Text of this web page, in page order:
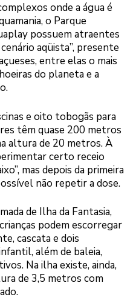
onde a água é
o Parque
possuem atraentes
aqüista”, presente
entre elas o mais
do planeta e a
e oito tobogãs para
têm quase 200 metros
altura de 20 metros. À
certo receio
mas depois da primeira
não repetir a dose.
de Ilha da Fantasia,
podem escorregar
cascata e dois
além de baleia,
Na ilha existe, ainda,
de 3,5 metros com